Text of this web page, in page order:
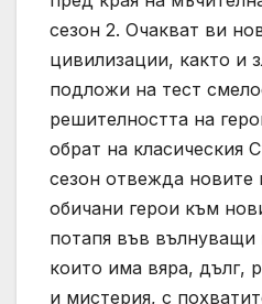
сезон 2. Очакват ви
цивилизации, както и
подложи на тест
решителността на
обрат на класическия
сезон отвежда новите
обичани герои към
потапя във
които има вяра, дълг,
и мистерия, с